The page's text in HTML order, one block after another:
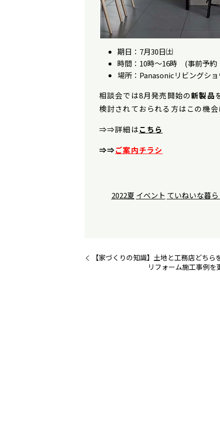
期日：7月30日㈯
時間：10時～16時 (事前予約
場所：Panasonicリビングシ
相談会では8月発売開始の新製品
検討されておられる方はこの機
⇒⇒詳細はこちら
⇒⇒ご案内チラシ
2022夏 イベント ていねいな暮
【家づくりの知識】土地と工務店どち
リフォーム施工事例